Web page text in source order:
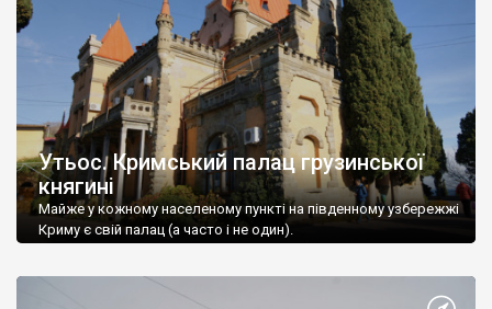
Утьос. Кримський палац грузинської
княгині
Майже у кожному населеному пункті на південному узбережжі
Криму є свій палац (а часто і не один).